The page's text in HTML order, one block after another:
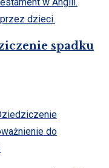
spadku